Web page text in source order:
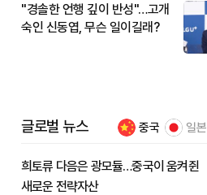
"경솔한 언행 깊이 반성"…고개
숙인 신동엽, 무슨 일이길래?
글로벌 뉴스 중국 일본
희토류 다음은 광모듈…중국이 움켜쥔
새로운 전략자산